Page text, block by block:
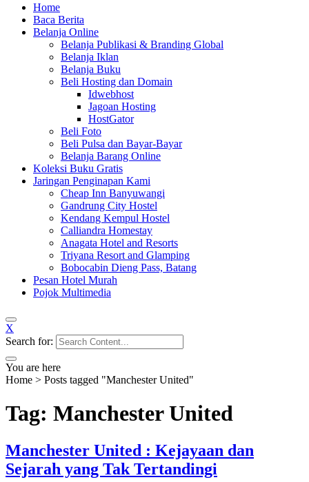
Home
Baca Berita
Belanja Online
Belanja Publikasi & Branding Global
Belanja Iklan
Belanja Buku
Beli Hosting dan Domain
Idwebhost
Jagoan Hosting
HostGator
Beli Foto
Beli Pulsa dan Bayar-Bayar
Belanja Barang Online
Koleksi Buku Gratis
Jaringan Penginapan Kami
Cheap Inn Banyuwangi
Gandrung City Hostel
Kendang Kempul Hostel
Calliandra Homestay
Anagata Hotel and Resorts
Triyana Resort and Glamping
Bobocabin Dieng Pass, Batang
Pesan Hotel Murah
Pojok Multimedia
X
Search for:
You are here
Home > Posts tagged "Manchester United"
Tag: Manchester United
Manchester United : Kejayaan dan
Sejarah yang Tak Tertandingi